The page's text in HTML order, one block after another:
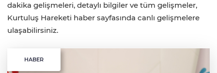
dakika gelişmeleri, detaylı bilgiler ve tüm gelişmeler,
Kurtuluş Hareketi haber sayfasında canlı gelişmelere
ulaşabilirsiniz.
HABER